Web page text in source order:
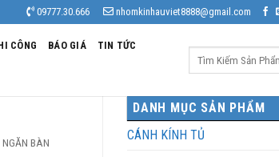
09777.30.666 nhomkinhauviet8888@gmail.com
CÔNG BÁO GIÁ TIN TỨC
DANH MỤC SẢN PHẨM
CÁNH KÍNH TỦ
BÀN